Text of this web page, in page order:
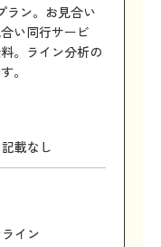
ラン。お見合い
い同行サービ
。ライン分析の
。
載なし
イン